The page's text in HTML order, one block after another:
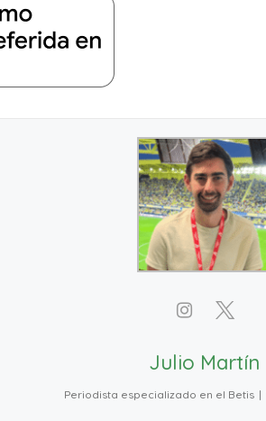
Julio Martín
Periodista especializado en el Betis |